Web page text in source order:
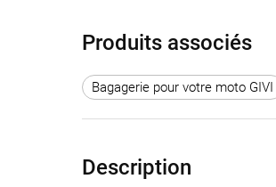
Produits associés
Bagagerie pour votre moto GIVI
Description